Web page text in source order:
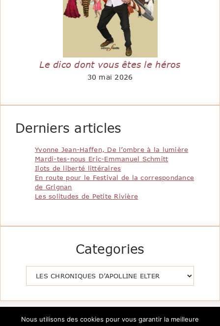
Le dico dont vous êtes le héros
30 mai 2026
Derniers articles
Yvonne Jean-Haffen, De l’ombre à la lumière
Mardi-tes-nous Eric-Emmanuel Schmitt
Ilots de liberté littéraires
En route pour le Festival de la correspondance
de Grignan
Les solitudes de Petite Rivière
Categories
Nous utilisons des cookies pour vous garantir la meilleure